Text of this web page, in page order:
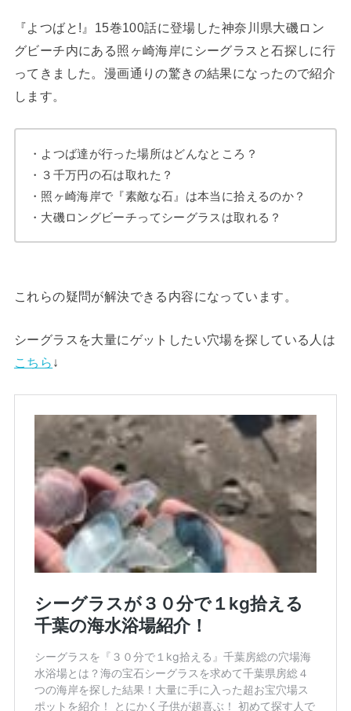
『よつばと!』15巻100話に登場した神奈川県大磯ロン
グビーチ内にある照ヶ崎海岸にシーグラスと石探しに行
ってきました。漫画通りの驚きの結果になったので紹介
します。
・よつば達が行った場所はどんなところ？
・３千万円の石は取れた？
・照ヶ崎海岸で『素敵な石』は本当に拾えるのか？
・大磯ロングビーチってシーグラスは取れる？
これらの疑問が解決できる内容になっています。
シーグラスを大量にゲットしたい穴場を探している人は
こちら ↓